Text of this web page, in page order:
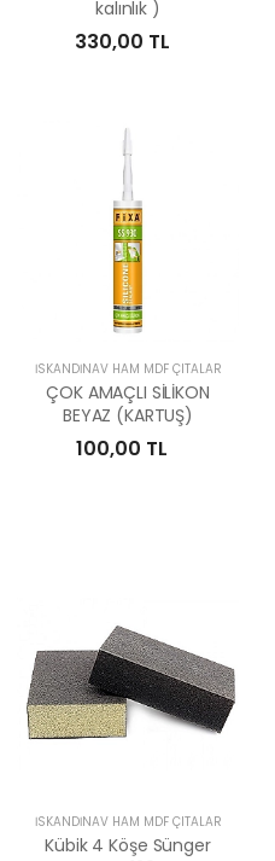
kalınlık )
330,00 TL
İSKANDİNAV HAM MDF ÇITALAR
ÇOK AMAÇLI SİLİKON
BEYAZ (KARTUŞ)
100,00 TL
İSKANDİNAV HAM MDF ÇITALAR
Kübik 4 Köşe Sünger